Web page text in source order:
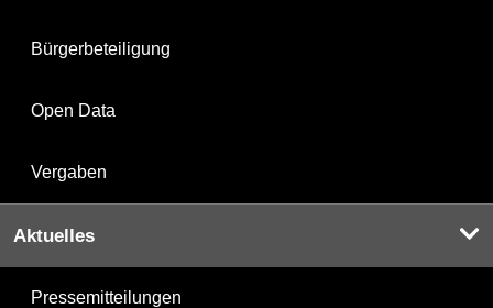
Bürgerbeteiligung
Open Data
Vergaben
Aktuelles
Pressemitteilungen